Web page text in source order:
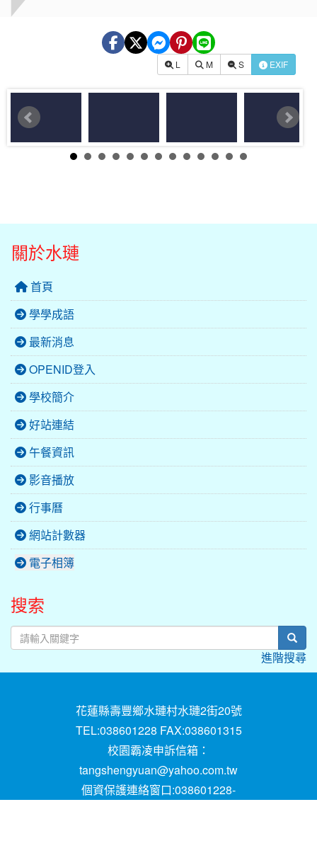
L M S EXIF
關於水璉
首頁
學學成語
最新消息
OPENID登入
學校簡介
好站連結
午餐資訊
影音播放
行事曆
網站計數器
電子相簿
搜索
進階搜尋
花蓮縣壽豐鄉水璉村水璉2街20號
TEL:038601228 FAX:038601315
校園霸凌申訴信箱：
tangshengyuan@yahoo.com.tw
個資保護連絡窗口:038601228-